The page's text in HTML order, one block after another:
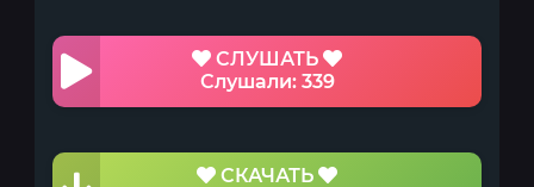
СЛУШАТЬ
Слушали: 339
СКАЧАТЬ